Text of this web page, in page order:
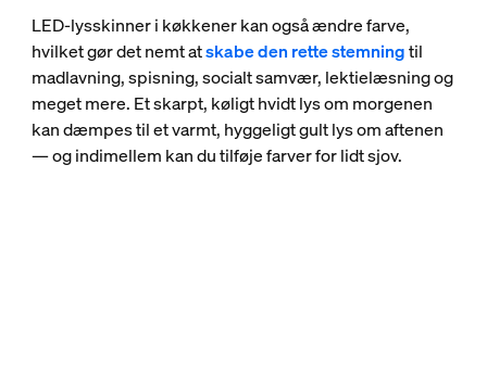
LED-lysskinner i køkkener kan også ændre farve,
hvilket gør det nemt atskabe den rette stemningtil
madlavning, spisning, socialt samvær, lektielæsning og
meget mere. Et skarpt, køligt hvidt lys om morgenen
kan dæmpes til et varmt, hyggeligt gult lys om aftenen
— og indimellem kan du tilføje farver for lidt sjov.